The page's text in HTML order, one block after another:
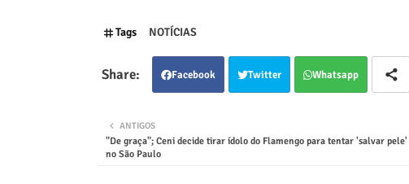
Tags NOTÍCIAS
Facebook Twitter Whatsapp
ANTIGOS
"De graça"; Ceni decide tirar ídolo do Flamengo para tentar 'salvar pele'
no São Paulo